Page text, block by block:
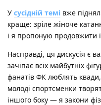
У сусідній темі вже
краще: зріле жіноче
і я пропоную продовжити
Насправді, ця дискусія є
зачіпає всіх майбутніх
фанатів ФК люблять
молоді спортсменки
іншого боку — я закони